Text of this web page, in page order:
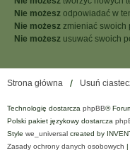
E
Nie możesz odpowiadać w
Nie możesz zmieniać swoich
Nie możesz usuwać swoich
Strona główna Usuń
Technologię dostarcza phpBB®
Polski pakiet językowy dostarcza
Style we_universal created by
Zasady ochrony danych osobowych |